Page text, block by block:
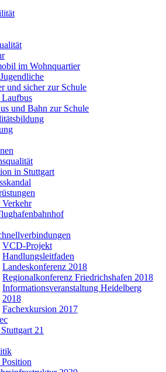
im Wohnquartier
und sicher zur Schule
und Bahn zur Schule
in Stuttgart
VCD-Projekt
Handlungsleitfaden
Landeskonferenz 2018
Regionalkonferenz Friedrichshafen 2018
Informationsveranstaltung Heidelberg
2018
Fachexkursion 2017
21